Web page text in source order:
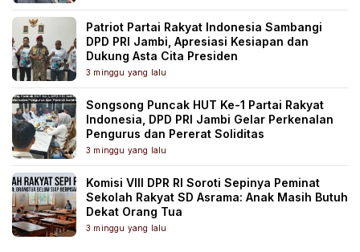
Patriot Partai Rakyat Indonesia Sambangi
DPD PRI Jambi, Apresiasi Kesiapan dan
Dukung Asta Cita Presiden
3 minggu yang lalu
Songsong Puncak HUT Ke-1 Partai Rakyat
Indonesia, DPD PRI Jambi Gelar Perkenalan
Pengurus dan Pererat Soliditas
3 minggu yang lalu
Komisi VIII DPR RI Soroti Sepinya Peminat
Sekolah Rakyat SD Asrama: Anak Masih Butuh
Dekat Orang Tua
3 minggu yang lalu